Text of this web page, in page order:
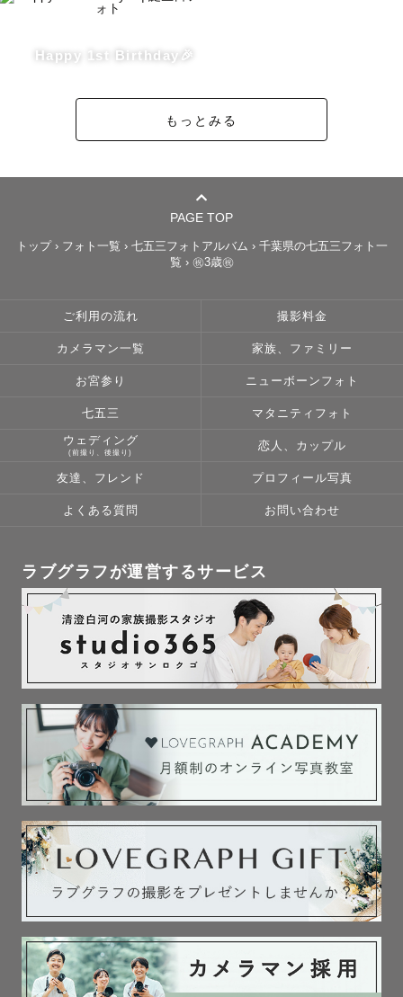
・紙風船
Happy 1st Birthday🎉
もっとみる
PAGE TOP
トップ› フォト一覧 › 七五三フォトアルバム › 千葉県の七五三フォト一
覧 › ㊗️3歳㊗️
ご利用の流れ 撮影料金
カメラマン一覧 家族、ファミリー
お宮参り ニューボーンフォト
七五三 マタニティフォト
ウェディング
(前撮り、後撮り)
恋人、カップル
友達、フレンド プロフィール写真
よくある質問 お問い合わせ
ラブグラフが運営するサービス